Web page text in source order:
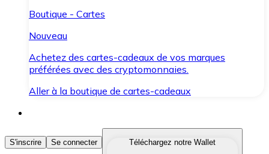
Boutique - Cartes
Nouveau
Achetez des cartes-cadeaux de vos marques
préférées avec des cryptomonnaies.
Aller à la boutique de cartes-cadeaux
Acheter des Cryptomonnaies
S'inscrire Se connecter
Téléchargez notre Wallet